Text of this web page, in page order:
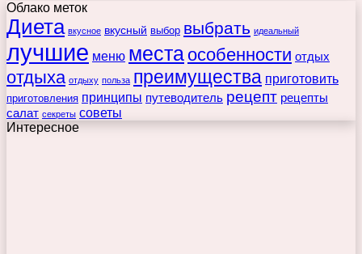
Облако меток
Диета вкусное вкусный выбор выбрать идеальный
лучшие меню места особенности отдых
отдыха отдыху польза преимущества приготовить
приготовления принципы путеводитель рецепт рецепты
салат секреты советы
Интересное